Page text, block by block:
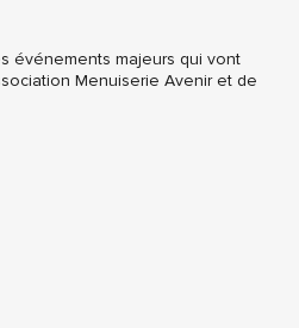
événements majeurs qui vont
Menuiserie Avenir et de